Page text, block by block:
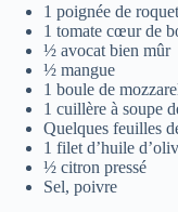
1 poignée de
1 tomate cœur de
½ avocat bien mûr
½ mangue
1 boule de
1 cuillère à soupe
Quelques feuilles
1 filet d’huile
½ citron pressé
Sel, poivre